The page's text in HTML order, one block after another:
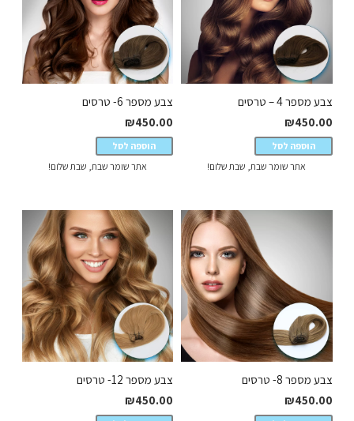
צבע מספר 4 – טרסים
₪450.00
הוספה לסל
אתר שומר שבת, שבת שלום!
צבע מספר 6- טרסים
₪450.00
הוספה לסל
אתר שומר שבת, שבת שלום!
צבע מספר 8- טרסים
₪450.00
צבע מספר 12- טרסים
₪450.00